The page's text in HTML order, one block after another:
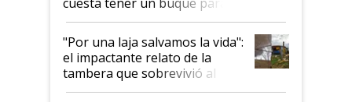
y el peligro de que Argentina
pase a ser "país sucio"
"Por una laja salvamos la vida":
el impactante relato de la
tambera que sobrevivió al
tornado